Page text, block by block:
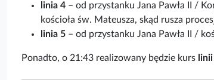
linia 4 – od przystanku Jana Pawła II /
kościoła św. Mateusza, skąd rusza
linia 5 – od przystanku Jana Pawła II /
Ponadto, o 21:43 realizowany będzie kurs